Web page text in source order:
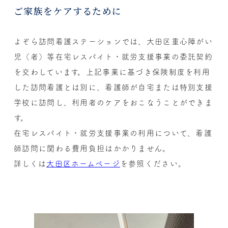
ご家族をケアするために
よぞら訪問看護ステーションでは、大田区重心障がい
児（者）等在宅レスパイト・就労支援事業の委託契約
を交わしています。上記事業に基づき保険制度を利用
した訪問看護とは別に、看護師が自宅または特別支援
学校に訪問し、利用者のケアをおこなうことができま
す。
在宅レスパイト・就労支援事業の利用について、看護
師訪問に関わる費用負担はかかりません。
詳しくは 大田区ホームページ を参照ください。